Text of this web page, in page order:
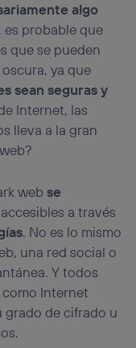
algo
es probable que
que se pueden
ya que
sean seguras y
Internet, las
lleva a la gran
webse
accesibles a través
. No es lo mismo
una red social o
Y todos
Internet
grado de cifrado u